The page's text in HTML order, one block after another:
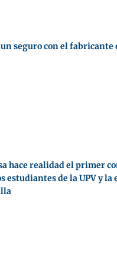
seguro con el fabricante
hace realidad el primer
estudiantes de la UPV y la